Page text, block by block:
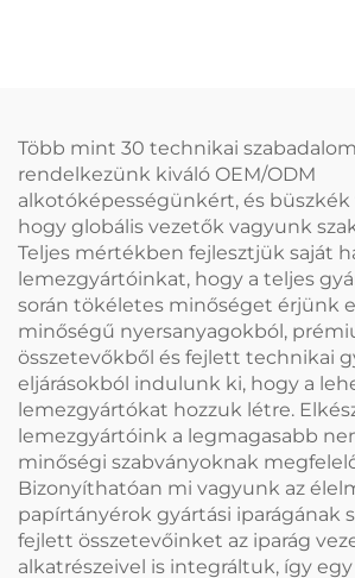
Több mint 30 technikai
rendelkezünk kiváló OEM/ODM
alkotóképességünkért, és büszkék
hogy globális vezetők vagyunk
Teljes mértékben fejlesztjük saját
lemezgyártóinkat, hogy a teljes
során tökéletes minőséget érjünk
minőségű nyersanyagokból,
összetevőkből és fejlett technikai
eljárásokból indulunk ki, hogy a
lemezgyártókat hozzuk létre.
lemezgyártóink a legmagasabb
minőségi szabványoknak
Bizonyíthatóan mi vagyunk az
papírtányérok gyártási iparágának
fejlett összetevőinket az iparág
alkatrészeivel is integráltuk, így